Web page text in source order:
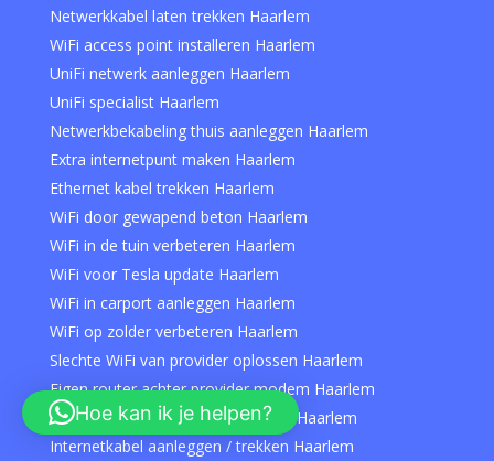
Netwerkkabel laten trekken Haarlem
WiFi access point installeren Haarlem
UniFi netwerk aanleggen Haarlem
UniFi specialist Haarlem
Netwerkbekabeling thuis aanleggen Haarlem
Extra internetpunt maken Haarlem
Ethernet kabel trekken Haarlem
WiFi door gewapend beton Haarlem
WiFi in de tuin verbeteren Haarlem
WiFi voor Tesla update Haarlem
WiFi in carport aanleggen Haarlem
WiFi op zolder verbeteren Haarlem
Slechte WiFi van provider oplossen Haarlem
Eigen router achter provider modem Haarlem
Thuiswerkplek internet verbeteren Haarlem
Internetkabel aanleggen / trekken Haarlem
Hoe kan ik je helpen?